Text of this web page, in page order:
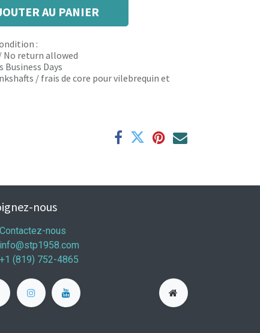
AU PANIER
:
No return allowed
Business Days
/ frais de core pour vilebrequin et
nous
Contactez-nous
info@stp1958.com
+1 (819) 752-4865